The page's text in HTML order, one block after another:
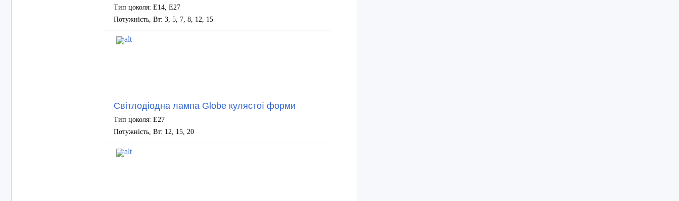
Тип цоколя: E14, E27
Потужність, Вт: 3, 5, 7, 8, 12, 15
Світлодіодна лампа Globe кулястої форми
Тип цоколя: E27
Потужність, Вт: 12, 15, 20